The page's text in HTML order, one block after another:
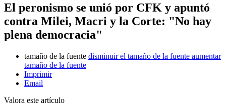
El peronismo se unió por CFK y apuntó
contra Milei, Macri y la Corte: "No hay
plena democracia"
tamaño de la fuente disminuir el tamaño de la fuente aumentar
tamaño de la fuente
Imprimir
Email
Valora este artículo